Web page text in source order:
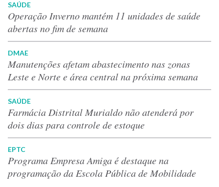
SAÚDE
Operação Inverno mantém 11 unidades de saúde
abertas no fim de semana
DMAE
Manutenções afetam abastecimento nas zonas
Leste e Norte e área central na próxima semana
SAÚDE
Farmácia Distrital Murialdo não atenderá por
dois dias para controle de estoque
EPTC
Programa Empresa Amiga é destaque na
programação da Escola Pública de Mobilidade